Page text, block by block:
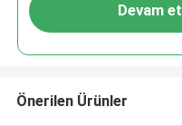
Devam et
Önerilen Ürünler